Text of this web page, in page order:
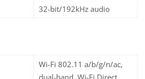
32-bit/192kHz audio
Wi-Fi 802.11 a/b/g/n/ac,
dual-band, Wi-Fi Direct